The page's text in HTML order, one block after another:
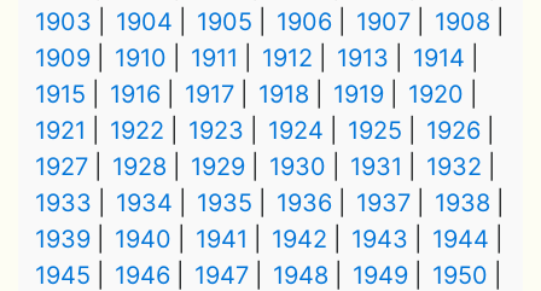
1903
1904 1905 1906 1907
1908
1909
1910 1911 1912 1913
1914
1915
1916 1917 1918 1919
1920
1921
1922 1923 1924 1925
1926
1927
1928 1929 1930 1931
1932
1933
1934 1935 1936 1937
1938
1939
1940 1941 1942 1943
1944
1945
1946 1947 1948 1949
1950